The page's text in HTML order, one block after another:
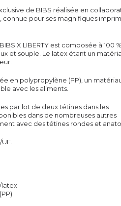
de BIBS réalisée en
pour ses magnifiques
BIBS X LIBERTY est composée à 100
et souple. Le latex étant un
en polypropylène (PP), un
avec les aliments.
par lot de deuxtétines dans les
dans de nombreuses autres
avec des tétines rondes et
latex